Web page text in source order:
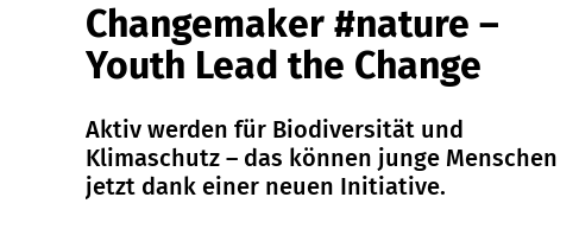
Changemaker #nature –
Youth Lead the Change
Aktiv werden für Biodiversität und
Klimaschutz – das können junge Menschen
jetzt dank einer neuen Initiative.